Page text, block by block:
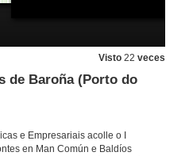
Visto 22 veces
de Baroña (Porto do
e Empresariais acolle o I
en Man Común e Baldíos
Common Land & RURALTXA!